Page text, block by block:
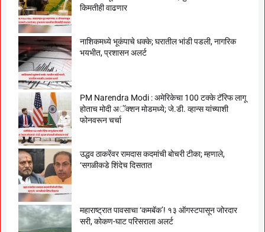
किमतीही वाढणार
नाशिकमध्ये भूकंपाचे धक्के; घरातील भांडी पडली, नागरिक
भयभीत, प्रशासन अलर्ट
PM Narendra Modi : अमेरिकेचा 100 टक्के टॅरिफ लागू
होताच मोदी अॅक्शन मोडमध्ये; जे.डी. व्हान्स यांच्याशी
फोनवरून चर्चा
उद्धव ठाकरेंवर रामदास कदमांची बोचरी टीका; म्हणाले,
‘सगळीकडे शिंदेच दिसतात
महाराष्ट्रात पावसाचा ‘कमबॅक’! १३ ऑगस्टपासून जोरदार
सरी, कोकण-घाट परिसराला अलर्ट